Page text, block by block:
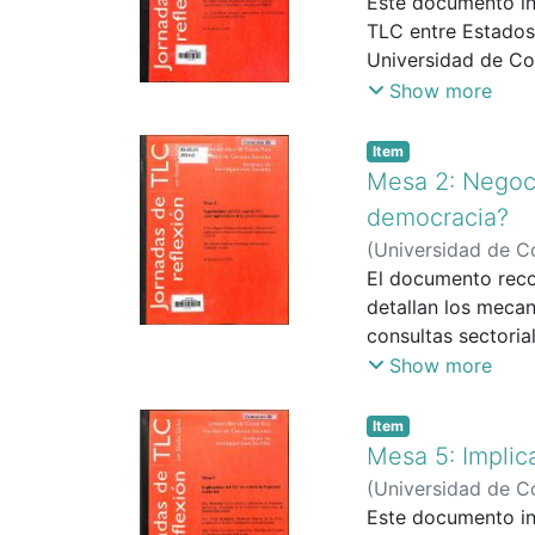
TLC entre
Universidad de
acuerdo
se da en función
implicaciones de
responsabilidad
en caso de
pues atraviesa
los servicios y
ambiente, para
tratado en
legislación
Finalmente, la
ambiental dentro
preocupación
ambiental, en
Show more
Item
Mesa 2:
democracia?
(Universidad de
El documento
detallan los
consultas
participación
costarricense.
Show more
Item
Mesa 5:
(Universidad de
Rodríguez, Silvia ;
Este documento